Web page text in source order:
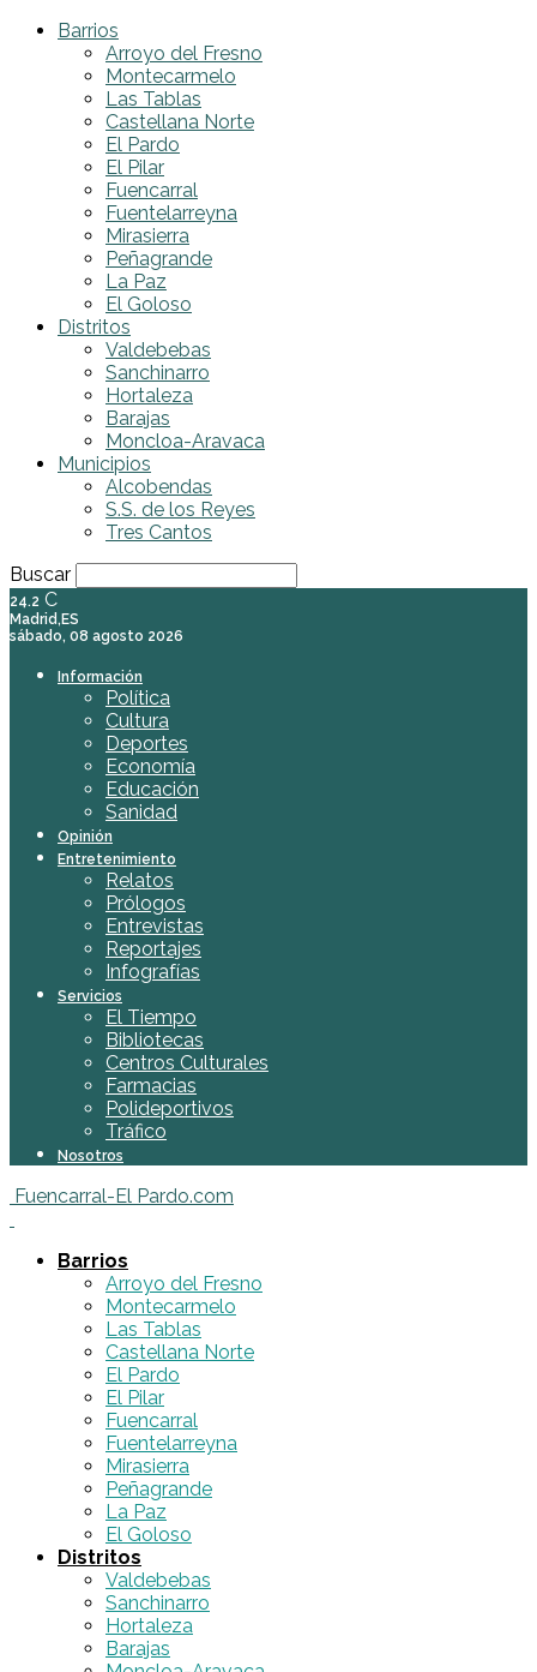
Barrios
Arroyo del Fresno
Montecarmelo
Las Tablas
Castellana Norte
El Pardo
El Pilar
Fuencarral
Fuentelarreyna
Mirasierra
Peñagrande
La Paz
El Goloso
Distritos
Valdebebas
Sanchinarro
Hortaleza
Barajas
Moncloa-Aravaca
Municipios
Alcobendas
S.S. de los Reyes
Tres Cantos
Buscar
24.2 C
Madrid,ES
sábado, 08 agosto 2026
Información
Política
Cultura
Deportes
Economía
Educación
Sanidad
Opinión
Entretenimiento
Relatos
Prólogos
Entrevistas
Reportajes
Infografías
Servicios
El Tiempo
Bibliotecas
Centros Culturales
Farmacias
Polideportivos
Tráfico
Nosotros
Fuencarral-El Pardo.com
Barrios
Arroyo del Fresno
Montecarmelo
Las Tablas
Castellana Norte
El Pardo
El Pilar
Fuencarral
Fuentelarreyna
Mirasierra
Peñagrande
La Paz
El Goloso
Distritos
Valdebebas
Sanchinarro
Hortaleza
Barajas